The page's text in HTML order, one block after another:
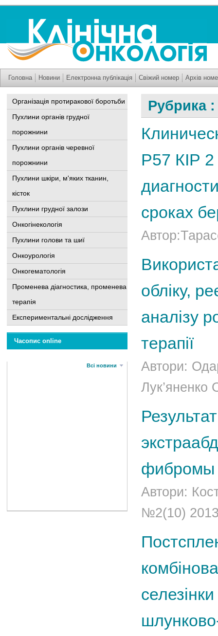
Головна Новини Електронна публікація Свіжий номер Архів
Організація протиракової боротьби
Пухлини органів грудної
порожнини
Пухлини органів черевної
порожнини
Пухлини шкіри, м'яких тканин,
кісток
Пухлини грудної залози
Онкогінекологія
Пухлини голови та шиї
Онкоурологія
Онкогематологія
Променева діагностика, променева
терапія
Експериментальні дослідження
Часопис online
Всі новини
Рубрика
Р57 КІР
сроках
обліку,
аналізу
терапії
Автори:
фибромы
Автори:
№2(10)